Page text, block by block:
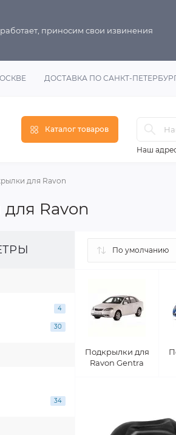
приносим свои извинения
ДОСТАВКА ПО САНКТ-
Каталог товаров
Наш
для Ravon
Ravon
4
30
34
Подкрылки для
Ravon Gentra